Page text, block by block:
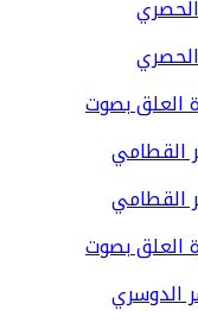
الحصري
القطامي